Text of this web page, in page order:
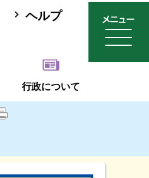
ヘルプ
行政について